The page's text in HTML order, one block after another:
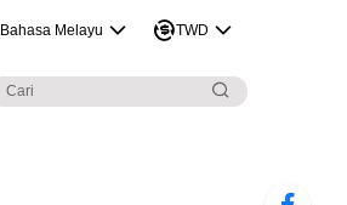
Bahasa Melayu TWD